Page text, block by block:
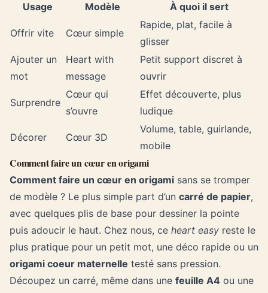
Usage
Modèle À quoi il sert
Offrir vite Cœur simple
Rapide, plat, facile à
glisser
Ajouter un
mot
Heart with
message
Petit support discret à
ouvrir
Surprendre
Cœur qui
s’ouvre
Effet découverte, plus
ludique
Décorer Cœur 3D
Volume, table, guirlande,
mobile
Comment faire un cœur en origami
Comment faire un cœur en origami sans se tromper
de modèle ? Le plus simple part d’un carré de papier,
avec quelques plis de base pour dessiner la pointe
puis adoucir le haut. Chez nous, ce heart easy reste le
plus pratique pour un petit mot, une déco rapide ou un
origami coeur maternelle testé sans pression.
Découpez un carré, même dans une feuille A4 ou une